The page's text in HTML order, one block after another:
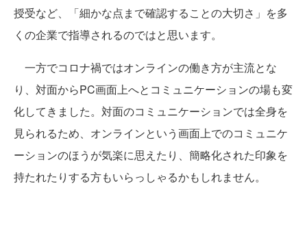
授受など、「細かな点まで確認することの大切さ」を多
くの企業で指導されるのではと思います。
一方でコロナ禍ではオンラインの働き方が主流とな
り、対面からPC画面上へとコミュニケーションの場も変
化してきました。対面のコミュニケーションでは全身を
見られるため、オンラインという画面上でのコミュニケ
ーションのほうが気楽に思えたり、簡略化された印象を
持たれたりする方もいらっしゃるかもしれません。